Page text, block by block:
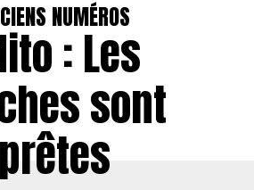
NUMÉROS
: Les
sont
prêtes